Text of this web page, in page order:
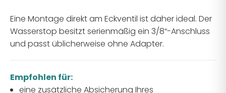
Eine Montage direkt am Eckventil ist daher ideal. Der
Wasserstop besitzt serienmäßig ein 3/8“-Anschluss
und passt üblicherweise ohne Adapter.
Empfohlen für:
eine zusätzliche Absicherung Ihres